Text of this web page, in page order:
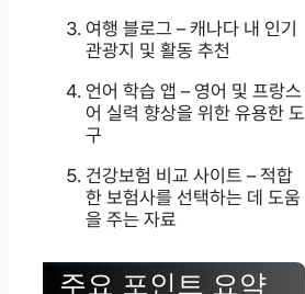
여행 블로그 – 캐나다 내 인기
관광지 및 활동 추천
언어 학습 앱 – 영어 및 프랑스
어 실력 향상을 위한 유용한 도
구
건강보험 비교 사이트 – 적합
한 보험사를 선택하는 데 도움
을 주는 자료
주요 포인트 요약